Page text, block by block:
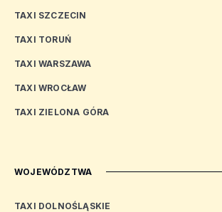
TAXI SZCZECIN
TAXI TORUŃ
TAXI WARSZAWA
TAXI WROCŁAW
TAXI ZIELONA GÓRA
WOJEWÓDZTWA
TAXI DOLNOŚLĄSKIE